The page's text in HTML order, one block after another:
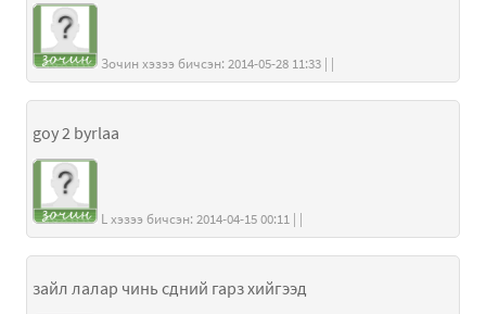
Зочин хэзээ бичсэн: 2014-05-28 11:33 | |
goy 2 byrlaa
L хэзээ бичсэн: 2014-04-15 00:11 | |
зайл лалар чинь сдний гарз хийгээд